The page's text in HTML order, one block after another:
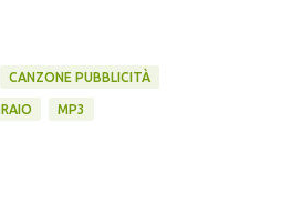
CANZONE PUBBLICITÀ
MP3